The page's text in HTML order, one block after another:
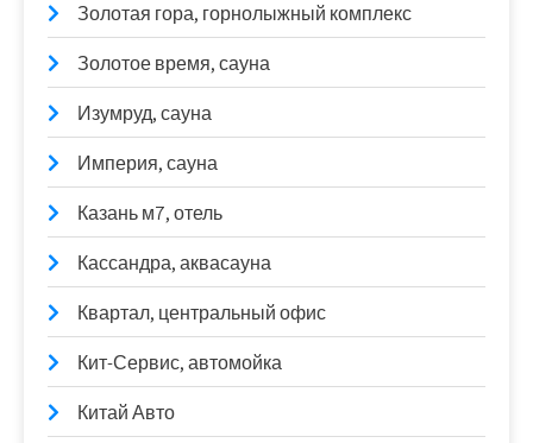
Золотая гора, горнолыжный комплекс
Золотое время, сауна
Изумруд, сауна
Империя, сауна
Казань м7, отель
Кассандра, аквасауна
Квартал, центральный офис
Кит-Сервис, автомойка
Китай Авто